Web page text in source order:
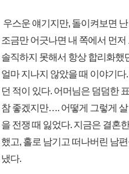
우스운 얘기지만, 돌이켜보면
조금만 어긋나면 내 쪽에서 먼
솔직하지 못해서 항상 합리화했
얼마 지나지 않았을 때 이야기
던 적이 있다. 어머님은 덤덤한
참 좋겠지만…. 어떻게 그렇게 살
을 전쟁 때 잃었다. 지금은 결혼
했고, 홀로 남기고 떠나버린 남
냈다.